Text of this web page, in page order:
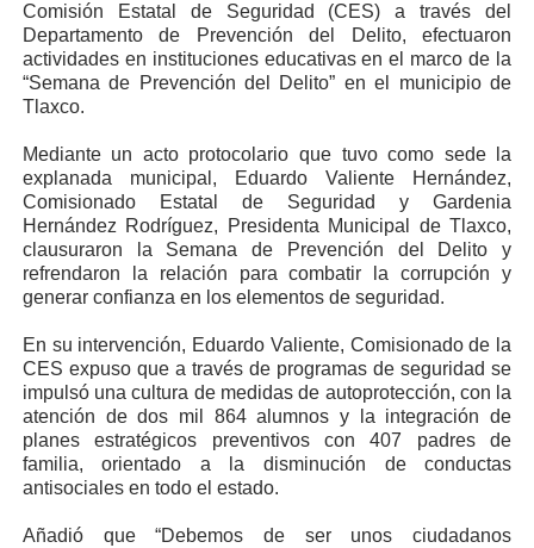
Comisión Estatal de Seguridad (CES) a través del
Departamento de Prevención del Delito, efectuaron
actividades en instituciones educativas en el marco de la
“Semana de Prevención del Delito” en el municipio de
Tlaxco.
Mediante un acto protocolario que tuvo como sede la
explanada municipal, Eduardo Valiente Hernández,
Comisionado Estatal de Seguridad y Gardenia
Hernández Rodríguez, Presidenta Municipal de Tlaxco,
clausuraron la Semana de Prevención del Delito y
refrendaron la relación para combatir la corrupción y
generar confianza en los elementos de seguridad.
En su intervención, Eduardo Valiente, Comisionado de la
CES expuso que a través de programas de seguridad se
impulsó una cultura de medidas de autoprotección, con la
atención de dos mil 864 alumnos y la integración de
planes estratégicos preventivos con 407 padres de
familia, orientado a la disminución de conductas
antisociales en todo el estado.
Añadió que “Debemos de ser unos ciudadanos